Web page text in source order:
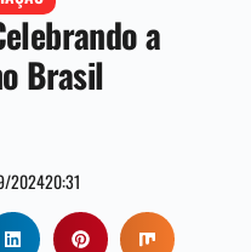
a
Brasil
202420:31